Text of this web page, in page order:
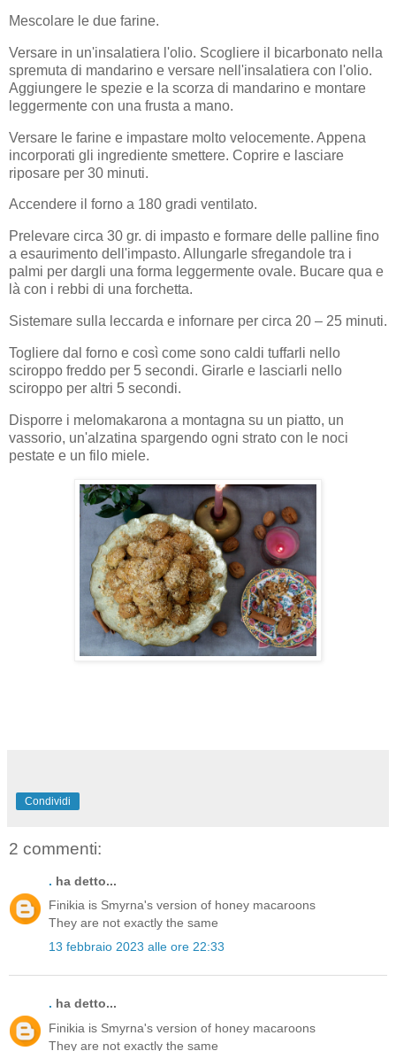
Mescolare le due farine.
Versare in un'insalatiera l'olio. Scogliere il bicarbonato nella
spremuta di mandarino e versare nell'insalatiera con l'olio.
Aggiungere le spezie e la scorza di mandarino e montare
leggermente con una frusta a mano.
Versare le farine e impastare molto velocemente. Appena
incorporati gli ingrediente smettere. Coprire e lasciare
riposare per 30 minuti.
Accendere il forno a 180 gradi ventilato.
Prelevare circa 30 gr. di impasto e formare delle palline fino
a esaurimento dell'impasto. Allungarle sfregandole tra i
palmi per dargli una forma leggermente ovale. Bucare qua e
là con i rebbi di una forchetta.
Sistemare sulla leccarda e infornare per circa 20 – 25 minuti.
Togliere dal forno e così come sono caldi tuffarli nello
sciroppo freddo per 5 secondi. Girarle e lasciarli nello
sciroppo per altri 5 secondi.
Disporre i melomakarona a montagna su un piatto, un
vassorio, un'alzatina spargendo ogni strato con le noci
pestate e un filo miele.
Condividi
2 commenti:
. ha detto...
Finikia is Smyrna's version of honey macaroons
They are not exactly the same
13 febbraio 2023 alle ore 22:33
. ha detto...
Finikia is Smyrna's version of honey macaroons
They are not exactly the same